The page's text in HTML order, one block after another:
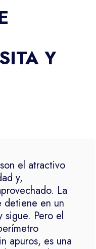
Y
el atractivo
y,
La
detiene en un
sigue. Pero el
apuros, es una